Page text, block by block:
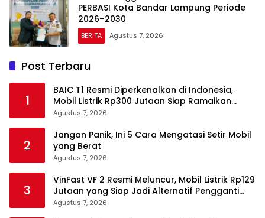
PERBASI Kota Bandar Lampung Periode
2026–2030
BERITA Agustus 7, 2026
Post Terbaru
1
BAIC T1 Resmi Diperkenalkan di Indonesia,
Mobil Listrik Rp300 Jutaan Siap Ramaikan
Pasar EV
Agustus 7, 2026
2
Jangan Panik, Ini 5 Cara Mengatasi Setir Mobil
yang Berat
Agustus 7, 2026
3
VinFast VF 2 Resmi Meluncur, Mobil Listrik Rp129
Jutaan yang Siap Jadi Alternatif Pengganti
Motor
Agustus 7, 2026